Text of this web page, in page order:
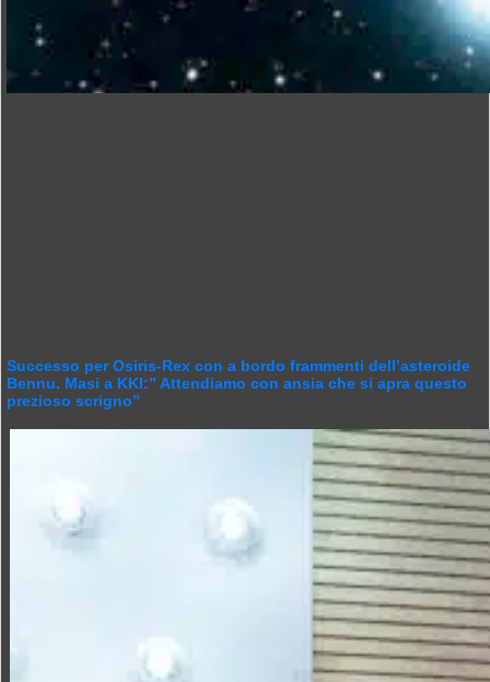
Successo per Osiris-Rex con a bordo frammenti dell’asteroide
Bennu. Masi a KKI:” Attendiamo con ansia che si apra questo
prezioso scrigno”